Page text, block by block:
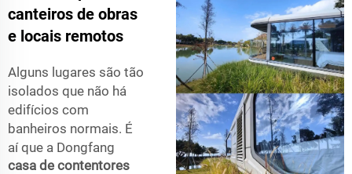
canteiros de obras
e locais remotos
Alguns lugares são tão
isolados que não há
edifícios com
banheiros normais. É
aí que a Dongfang
casa de contentores